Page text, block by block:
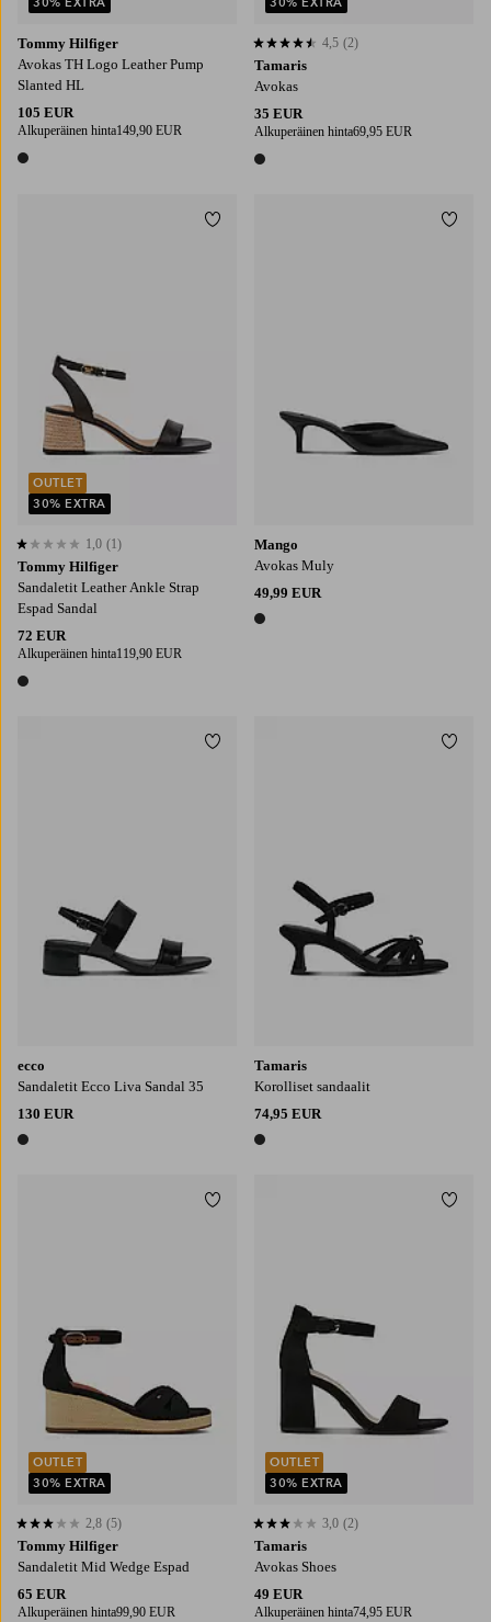
Tommy Hilfiger
Avokas TH Logo Leather Pump
Slanted HL
105 EUR
Alkuperäinen hinta149,90 EUR
1 väri
Tamaris
Avokas
35 EUR
Alkuperäinen hinta69,95 EUR
1 väri
4,5 perustuen 2 arvosanaan
4,5 (2)
Tommy Hilfiger
Sandaletit Leather Ankle Strap
Espad Sandal
72 EUR
Alkuperäinen hinta119,90 EUR
1 väri
1,0 perustuen 1 arvosanaan
1,0 (1)
OUTLET
30% EXTRA
Lisää suosikkeihin
Mango
Avokas Muly
49,99 EUR
1 väri
ecco
Sandaletit Ecco Liva Sandal 35
130 EUR
1 väri
Lisää suosikkeihin
Tamaris
Korolliset sandaalit
74,95 EUR
1 väri
Tommy Hilfiger
Sandaletit Mid Wedge Espad
65 EUR
Alkuperäinen hinta99,90 EUR
2,8 perustuen 5 arvosanaan
2,8 (5)
OUTLET
30% EXTRA
Lisää suosikkeihin
Tamaris
Avokas Shoes
49 EUR
Alkuperäinen hinta74,95 EUR
3,0 perustuen 2 arvosanaan
3,0 (2)
OUTLET
30% EXTRA